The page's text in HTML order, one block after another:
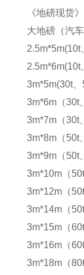
《地磅现货
大地磅（汽
2.5m*5m(10t
2.5m*6m(10t
3m*5m(30t、
3m*6m（30t
3m*7m（30t
3m*8m（50t
3m*9m（50t
3m*10m（
3m*12m（
3m*14m（
3m*15m（
3m*16m（
3m*18m（